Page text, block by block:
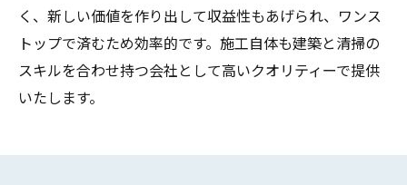
く、新しい価値を作り出して収益性もあげられ、ワンス
トップで済むため効率的です。施工自体も建築と清掃の
スキルを合わせ持つ会社として高いクオリティーで提供
いたします。